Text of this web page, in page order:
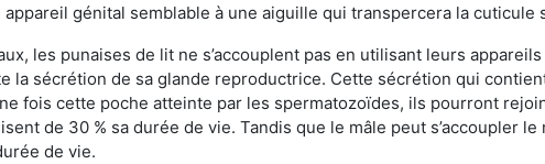
génital semblable à une aiguille qui transpercera la cuticule
les punaises de lit ne s’accouplent pas en utilisant leurs
la sécrétion de sa glande reproductrice. Cette sécrétion qui
fois cette poche atteinte par les spermatozoïdes, ils pourront
de 30 % sa durée de vie. Tandis que le mâle peut s’accoupler
de vie.